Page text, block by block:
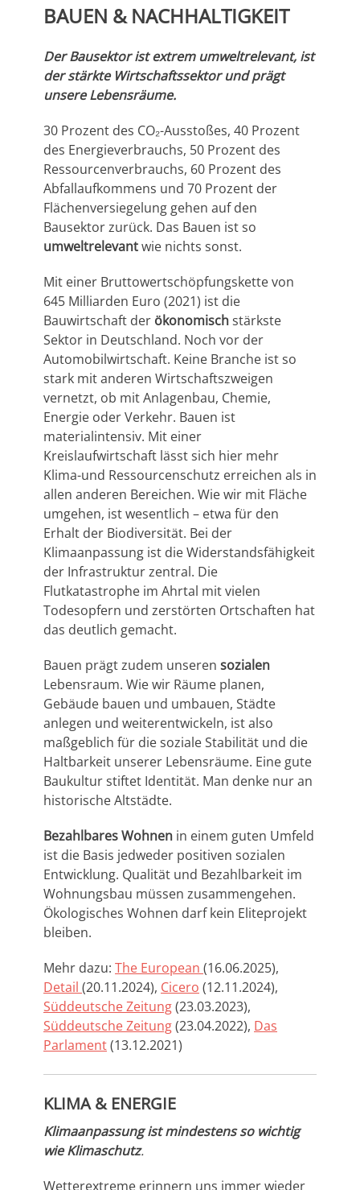
BAUEN & NACHHALTIGKEIT
Der Bausektor ist extrem umweltrelevant, ist
der stärkte Wirtschaftssektor und prägt
unsere Lebensräume.
30 Prozent des CO₂-Ausstoßes, 40 Prozent
des Energieverbrauchs, 50 Prozent des
Ressourcenverbrauchs, 60 Prozent des
Abfallaufkommens und 70 Prozent der
Flächenversiegelung gehen auf den
Bausektor zurück. Das Bauen ist so
umweltrelevantwie nichts sonst.
Mit einer Bruttowertschöpfungskette von
645 Milliarden Euro (2021) ist die
Bauwirtschaft der ökonomischstärkste
Sektor in Deutschland. Noch vor der
Automobilwirtschaft. Keine Branche ist so
stark mit anderen Wirtschaftszweigen
vernetzt, ob mit Anlagenbau, Chemie,
Energie oder Verkehr. Bauen ist
materialintensiv. Mit einer
Kreislaufwirtschaft lässt sich hier mehr
Klima-und Ressourcenschutz erreichen als in
allen anderen Bereichen. Wie wir mit Fläche
umgehen, ist wesentlich – etwa für den
Erhalt der Biodiversität. Bei der
Klimaanpassung ist die Widerstandsfähigkeit
der Infrastruktur zentral. Die
Flutkatastrophe im Ahrtal mit vielen
Todesopfern und zerstörten Ortschaften hat
das deutlich gemacht.
Bauen prägt zudem unseren sozialen
Lebensraum. Wie wir Räume planen,
Gebäude bauen und umbauen, Städte
anlegen und weiterentwickeln, ist also
maßgeblich für die soziale Stabilität und die
Haltbarkeit unserer Lebensräume. Eine gute
Baukultur stiftet Identität. Man denke nur an
historische Altstädte.
Bezahlbares Wohnen in einem guten Umfeld
ist die Basis jedweder positiven sozialen
Entwicklung. Qualität und Bezahlbarkeit im
Wohnungsbau müssen zusammengehen.
Ökologisches Wohnen darf kein Eliteprojekt
bleiben.
Mehr dazu: The European (16.06.2025),
Detail (20.11.2024), Cicero (12.11.2024),
Süddeutsche Zeitung(23.03.2023),
Süddeutsche Zeitung(23.04.2022), Das
Parlament(13.12.2021)
KLIMA & ENERGIE
Klimaanpassung ist mindestens so wichtig
wie Klimaschutz.
Wetterextreme erinnern uns immer wieder